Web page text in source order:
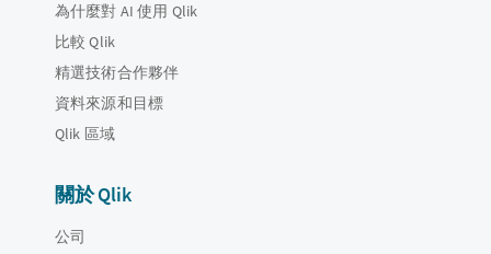
為什麼對 AI 使用 Qlik
比較 Qlik
精選技術合作夥伴
資料來源和目標
Qlik 區域
關於 Qlik
公司